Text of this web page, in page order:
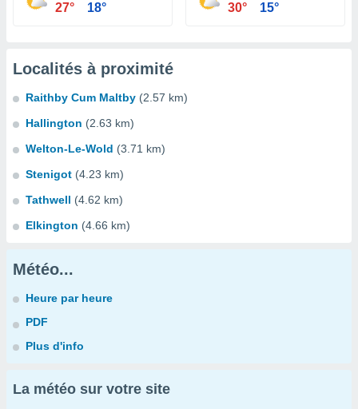
27° 18° 30° 15°
Localités à proximité
Raithby Cum Maltby (2.57 km)
Hallington (2.63 km)
Welton-Le-Wold (3.71 km)
Stenigot (4.23 km)
Tathwell (4.62 km)
Elkington (4.66 km)
Météo...
Heure par heure
PDF
Plus d'info
La météo sur votre site